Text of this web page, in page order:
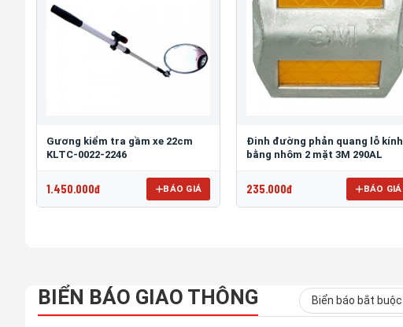
Gương kiểm tra gầm xe 22cm
KLTC-0022-2246
1.450.000đ BÁO GIÁ
Đinh đường phản quang lỗ kính
bằng nhôm 2 mặt 3M 290AL
235.000đ BÁO GIÁ
BIỂN BÁO GIAO THÔNG Biển báo bắt buộc